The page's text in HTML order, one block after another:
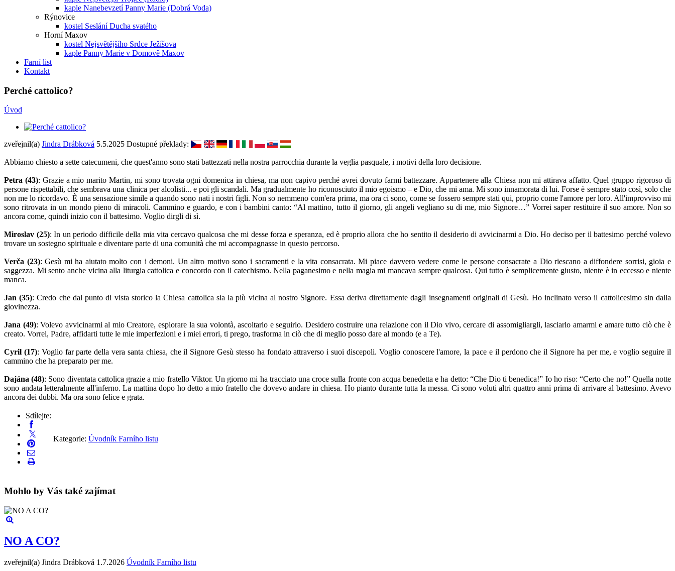
kaple Nanebevzetí Panny Marie (Dobrá Voda)
Rýnovice
kostel Seslání Ducha svatého
Horní Maxov
kostel Nejsvětějšího Srdce Ježíšova
kaple Panny Marie v Domově Maxov
Farní list
Kontakt
Perché cattolico?
Úvod
zveřejnil(a) Jindra Drábková 5.5.2025 Dostupné překlady:
Abbiamo chiesto a sette catecumeni, che quest'anno sono stati battezzati nella nostra parrocchia durante la veglia pasquale, i motivi della loro decisione.
Petra (43): Grazie a mio marito Martin, mi sono trovata ogni domenica in chiesa, ma non capivo perché avrei dovuto farmi battezzare. Appartenere alla Chiesa non mi attirava affatto. Quel gruppo rigoroso di
persone rispettabili, che sembrava una clinica per alcolisti... e poi gli scandali. Ma gradualmente ho riconosciuto il mio egoismo – e Dio, che mi ama. Mi sono innamorata di lui. Forse è sempre stato così, solo che
non me lo ricordavo. È una sensazione simile a quando sono nati i nostri figli. Non so nemmeno com'era prima, ma ora ci sono, come se fossero sempre stati qui, proprio come l'amore per loro. All'improvviso mi
sono ritrovata in un mondo pieno di miracoli. Cammino e guardo, e con i bambini canto: “Al mattino, tutto il giorno, gli angeli vegliano su di me, mio Signore…” Vorrei saper restituire il suo amore. Non so
ancora come, quindi inizio con il battesimo. Voglio dirgli di sì.
Miroslav (25): In un periodo difficile della mia vita cercavo qualcosa che mi desse forza e speranza, ed è proprio allora che ho sentito il desiderio di avvicinarmi a Dio. Ho deciso per il battesimo perché volevo
trovare un sostegno spirituale e diventare parte di una comunità che mi accompagnasse in questo percorso.
Verča (23): Gesù mi ha aiutato molto con i demoni. Un altro motivo sono i sacramenti e la vita consacrata. Mi piace davvero vedere come le persone consacrate a Dio riescano a diffondere sorrisi, gioia e
saggezza. Mi sento anche vicina alla liturgia cattolica e concordo con il catechismo. Nella paganesimo e nella magia mi mancava sempre qualcosa. Qui tutto è semplicemente giusto, niente è in eccesso e niente
manca.
Jan (35): Credo che dal punto di vista storico la Chiesa cattolica sia la più vicina al nostro Signore. Essa deriva direttamente dagli insegnamenti originali di Gesù. Ho inclinato verso il cattolicesimo sin dalla
giovinezza.
Jana (49): Volevo avvicinarmi al mio Creatore, esplorare la sua volontà, ascoltarlo e seguirlo. Desidero costruire una relazione con il Dio vivo, cercare di assomigliargli, lasciarlo amarmi e amare tutto ciò che è
creato. Vorrei, Padre, affidarti tutte le mie imperfezioni e i miei errori, ti prego, trasforma in ciò che di meglio posso dare al mondo (e a Te).
Cyril (17): Voglio far parte della vera santa chiesa, che il Signore Gesù stesso ha fondato attraverso i suoi discepoli. Voglio conoscere l'amore, la pace e il perdono che il Signore ha per me, e voglio seguire il
cammino che ha preparato per me.
Dajána (48): Sono diventata cattolica grazie a mio fratello Viktor. Un giorno mi ha tracciato una croce sulla fronte con acqua benedetta e ha detto: “Che Dio ti benedica!” Io ho riso: “Certo che no!” Quella notte
sono andata letteralmente all'inferno. La mattina dopo ho detto a mio fratello che dovevo andare in chiesa. Ho pianto durante tutta la messa. Ci sono voluti altri quattro anni prima di arrivare al battesimo. Avevo
ancora dei dubbi. Ma ora sono felice e grata.
Sdílejte:
Kategorie: Úvodník Farního listu
Mohlo by Vás také zajímat
NO A CO?
zveřejnil(a) Jindra Drábková 1.7.2026 Úvodník Farního listu